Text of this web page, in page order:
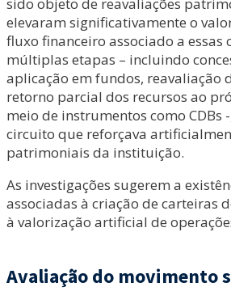
elevaram significativamente o
fluxo financeiro associado a essas
múltiplas etapas – incluindo
aplicação em fundos, reavaliação
retorno parcial dos recursos ao
meio de instrumentos como CDBs
circuito que reforçava
patrimoniais da instituição.
As investigações sugerem a
associadas à criação de carteiras
à valorização artificial de
Avaliação do movimento